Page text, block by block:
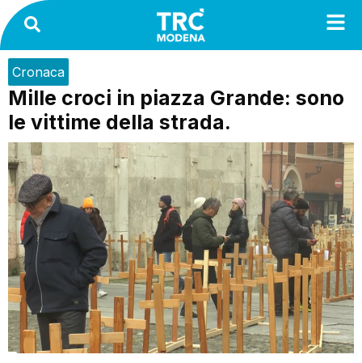
Cronaca
Mille croci in piazza Grande: sono
le vittime della strada.